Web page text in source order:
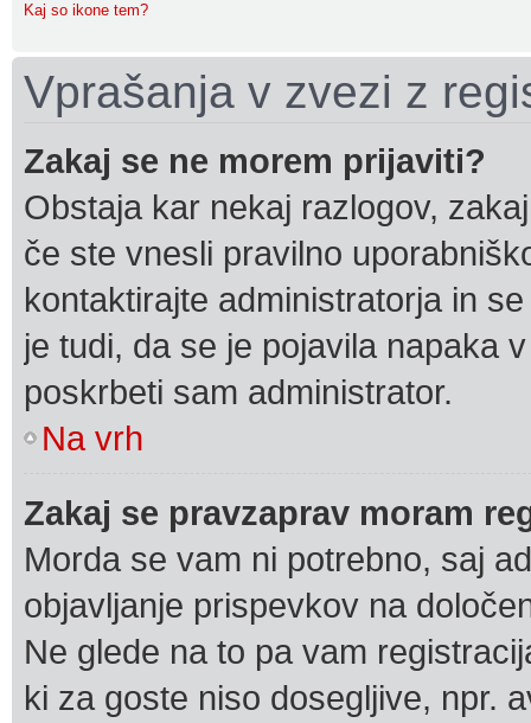
Kaj so ikone tem?
Vprašanja v zvezi z
Zakaj se ne morem prijaviti?
Obstaja kar nekaj razlogov,
če ste vnesli pravilno
kontaktirajte administratorja in
je tudi, da se je pojavila napaka
poskrbeti sam administrator.
Na vrh
Zakaj se pravzaprav moram
Morda se vam ni potrebno, saj
objavljanje prispevkov na
Ne glede na to pa vam
ki za goste niso dosegljive, npr.